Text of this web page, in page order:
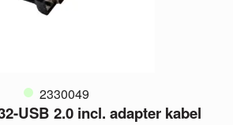
2330049
USB 2.0 incl. adapter kabel